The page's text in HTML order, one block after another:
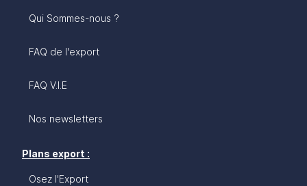
Qui Sommes-nous ?
FAQ de l'export
FAQ V.I.E
Nos newsletters
Plans export :
Osez l'Export